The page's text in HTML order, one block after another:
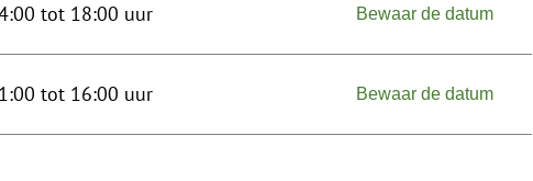
tot 18:00 uur Bewaar de datum
tot 16:00 uur Bewaar de datum